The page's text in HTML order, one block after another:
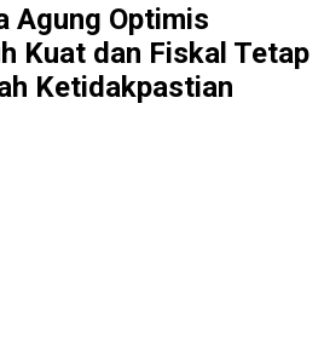
Agung Optimis
Kuat dan Fiskal Tetap
Ketidakpastian